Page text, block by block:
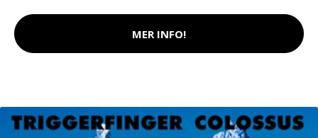
MER INFO!